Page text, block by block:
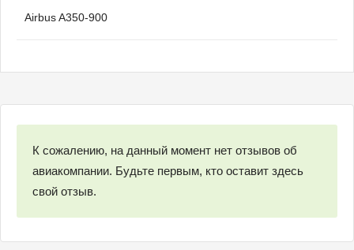
Airbus A350-900
К сожалению, на данный момент нет отзывов об
авиакомпании. Будьте первым, кто оставит здесь
свой отзыв.